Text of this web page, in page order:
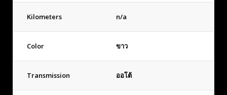
Kilometers n/a
Color ขาว
Transmission ออโต้